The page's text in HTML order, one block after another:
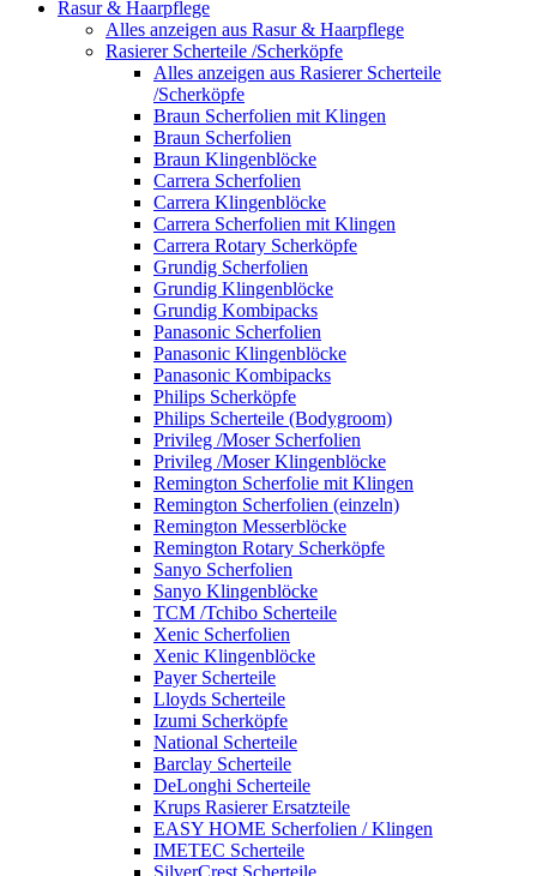
Rasur & Haarpflege
Alles anzeigen aus Rasur & Haarpflege
Rasierer Scherteile /Scherköpfe
Alles anzeigen aus Rasierer Scherteile
/Scherköpfe
Braun Scherfolien mit Klingen
Braun Scherfolien
Braun Klingenblöcke
Carrera Scherfolien
Carrera Klingenblöcke
Carrera Scherfolien mit Klingen
Carrera Rotary Scherköpfe
Grundig Scherfolien
Grundig Klingenblöcke
Grundig Kombipacks
Panasonic Scherfolien
Panasonic Klingenblöcke
Panasonic Kombipacks
Philips Scherköpfe
Philips Scherteile (Bodygroom)
Privileg /Moser Scherfolien
Privileg /Moser Klingenblöcke
Remington Scherfolie mit Klingen
Remington Scherfolien (einzeln)
Remington Messerblöcke
Remington Rotary Scherköpfe
Sanyo Scherfolien
Sanyo Klingenblöcke
TCM /Tchibo Scherteile
Xenic Scherfolien
Xenic Klingenblöcke
Payer Scherteile
Lloyds Scherteile
Izumi Scherköpfe
National Scherteile
Barclay Scherteile
DeLonghi Scherteile
Krups Rasierer Ersatzteile
EASY HOME Scherfolien / Klingen
IMETEC Scherteile
SilverCrest Scherteile